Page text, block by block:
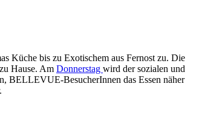
Küche bis zu Exotischem aus Fernost zu. Die
Hause. Am Donnerstag wird der sozialen und
BELLEVUE-Be­sucherInnen das Essen näher